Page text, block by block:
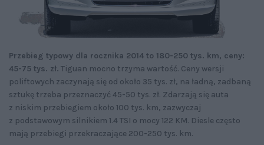
Przebieg typowy dla rocznika 2014 to 180-250 tys. km, ceny:
45-75 tys. zł. Tiguan mocno trzyma wartość. Ceny wersji
poliftowych zaczynają się od około 35 tys. zł, na ładną, zadbaną
sztukę trzeba przeznaczyć 45-50 tys. zł. Zdarzają się auta
z niskim przebiegiem około 100 tys. km, zazwyczaj
z podstawowym silnikiem 1.4 TSI o mocy 122 KM. Diesle często
mają przebiegi przekraczające 200-250 tys. km.